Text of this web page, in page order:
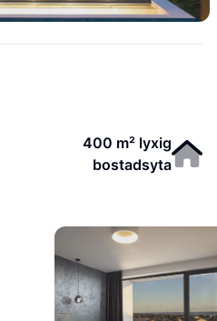
400 m² lyxig
bostadsyta